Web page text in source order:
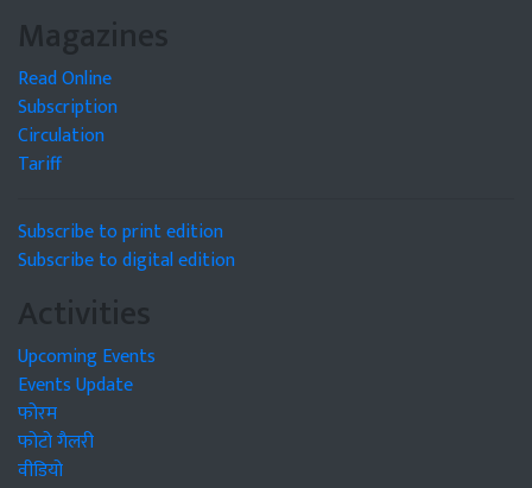
Magazines
Read Online
Subscription
Circulation
Tariff
Subscribe to print edition
Subscribe to digital edition
Activities
Upcoming Events
Events Update
फोरम
फोटो गैलरी
वीडियो